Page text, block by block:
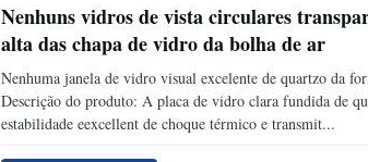
Nenhuns vidros de vista circulares
alta das chapa de vidro da bolha de ar
Nenhuma janela de vidro visual excelente de quartzo da
Descrição do produto: A placa de vidro clara fundida de
estabilidade eexcellent de choque térmico e transmit...